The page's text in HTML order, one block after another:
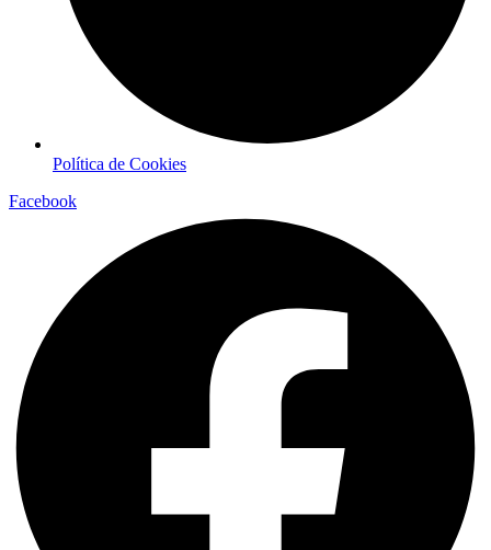
Política de Cookies
Facebook